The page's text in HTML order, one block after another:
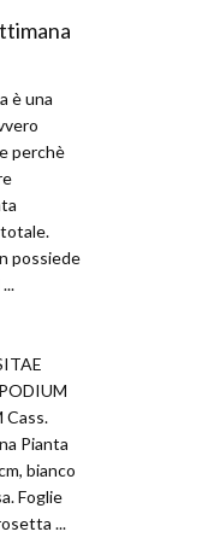
è una
perchè
possiede
Cass.
Pianta
bianco
Foglie
...